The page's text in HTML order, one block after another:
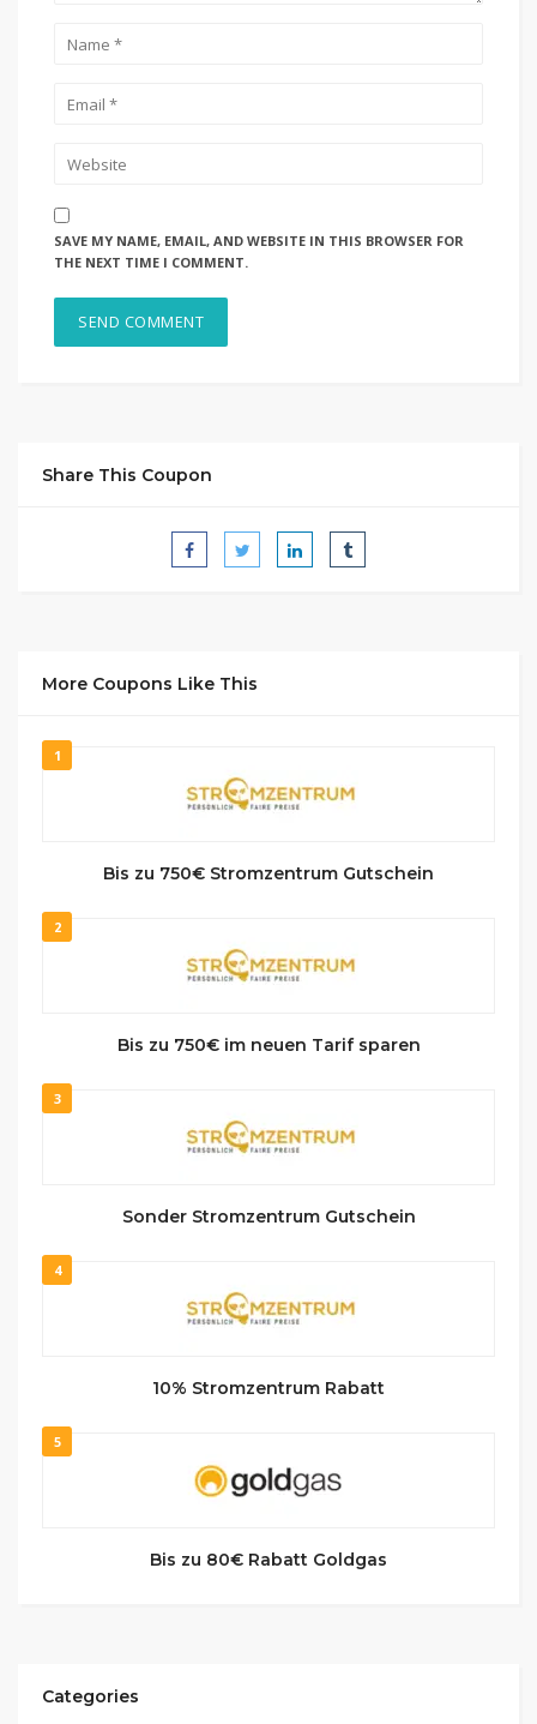
SAVE MY NAME, EMAIL, AND WEBSITE IN THIS BROWSER FOR
THE NEXT TIME I COMMENT.
Share This Coupon
More Coupons Like This
1
Bis zu 750€ Stromzentrum Gutschein
2
Bis zu 750€ im neuen Tarif sparen
3
Sonder Stromzentrum Gutschein
4
10% Stromzentrum Rabatt
5
Bis zu 80€ Rabatt Goldgas
Categories